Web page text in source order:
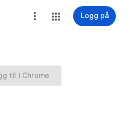
Logg på
til i Chrome